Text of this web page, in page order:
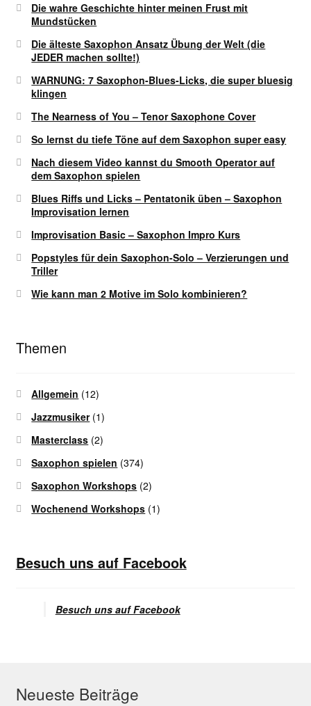
Die wahre Geschichte hinter meinen Frust mit
Mundstücken
Die älteste Saxophon Ansatz Übung der Welt (die
JEDER machen sollte!)
WARNUNG: 7 Saxophon-Blues-Licks, die super bluesig
klingen
The Nearness of You – Tenor Saxophone Cover
So lernst du tiefe Töne auf dem Saxophon super easy
Nach diesem Video kannst du Smooth Operator auf
dem Saxophon spielen
Blues Riffs und Licks – Pentatonik üben – Saxophon
Improvisation lernen
Improvisation Basic – Saxophon Impro Kurs
Popstyles für dein Saxophon-Solo – Verzierungen und
Triller
Wie kann man 2 Motive im Solo kombinieren?
Themen
Allgemein (12)
Jazzmusiker(1)
Masterclass (2)
Saxophon spielen (374)
Saxophon Workshops (2)
Wochenend Workshops (1)
Besuch uns auf Facebook
Besuch uns auf Facebook
Neueste Beiträge